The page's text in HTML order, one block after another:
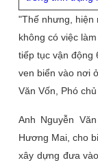
"Thế nhưng, hiện
không có việc
tiếp tục vận động
ven biển vào nơi
Văn Vốn, Phó
Anh Nguyễn
Hương Mai, cho
xây dựng đưa